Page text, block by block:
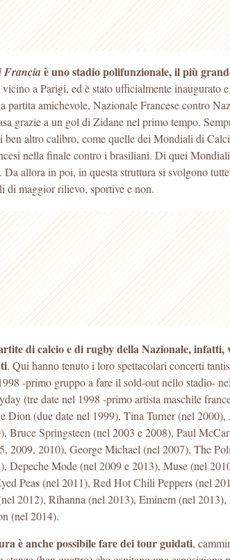
Franciaè uno stadio polifunzionale, il più
a Parigi, ed è stato ufficialmente inaugurato
partita amichevole, Nazionale Francese contro
grazie a un gol di Zidane nel primo tempo.
ben altro calibro, come quelle dei Mondiali di
nella finale contro i brasiliani. Di quei
Da allora in poi, in questa struttura si svolgono
di maggior rilievo, sportive e non.
di calcio e di rugby della Nazionale, infatti,
. Qui hanno tenuto i loro spettacolari concerti
-primo gruppo a fare il sold-out nello stadio-
(tre date nel 1998 -primo artista maschile
Dion (due date nel 1999), Tina Turner (nel
Bruce Springsteen (nel 2003 e 2008), Paul
2009, 2010), George Michael (nel 2007), The
Depeche Mode (nel 2009 e 2013), Muse (nel
Peas (nel 2011), Red Hot Chili Peppers (nel
2012), Rihanna (nel 2013), Eminem (nel 2013),
(nel 2014).
è anche possibile fare dei tour guidati,